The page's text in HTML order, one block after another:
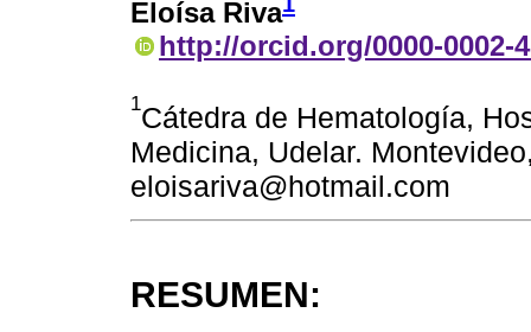
Eloísa Riva
http://orcid.org/0000-0002-
1Cátedra de Hematología,
Medicina, Udelar.
eloisariva@hotmail.com
RESUMEN: